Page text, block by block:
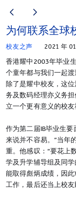
为何联系全球
校友之声 2021 年
香港耀中2003年毕业
个童年都与我们一起
除了是耀中校友，这
务及数码经理亦义务
立一个更有意义的校友
作为第二届IB毕业生
来说并不容易。”当年
重。他感叹：“要花上
学及升学辅导组及同
能取得彪炳成绩，因
工作，最后还当上校友